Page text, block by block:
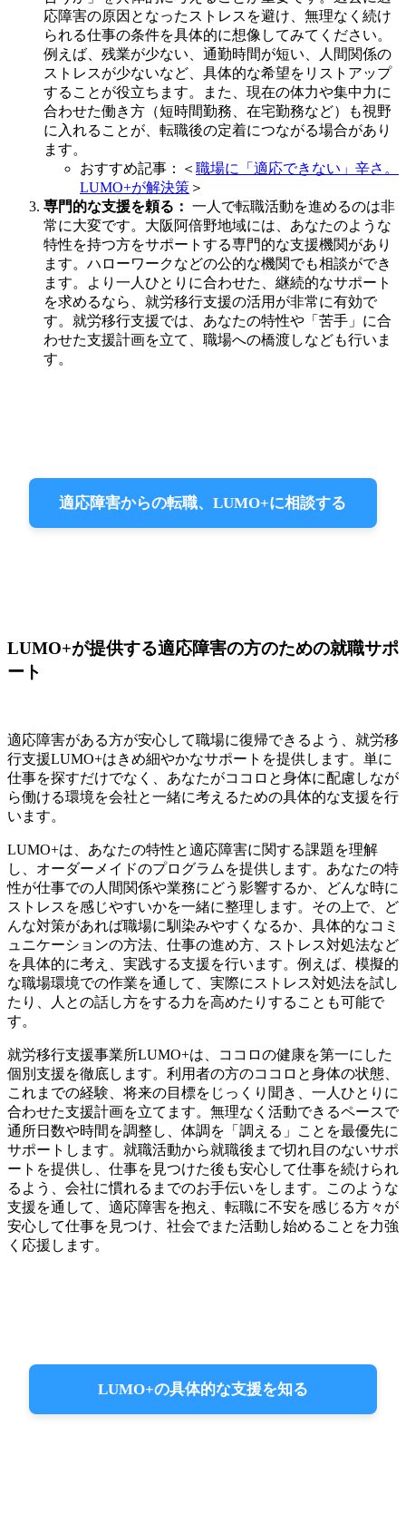
応障害の原因となったストレスを避け、無理なく続け
られる仕事の条件を具体的に想像してみてください。
例えば、残業が少ない、通勤時間が短い、人間関係の
ストレスが少ないなど、具体的な希望をリストアップ
することが役立ちます。また、現在の体力や集中力に
合わせた働き方（短時間勤務、在宅勤務など）も視野
に入れることが、転職後の定着につながる場合があり
ます。
おすすめ記事：＜ 職場に「適応できない」辛さ。
LUMO+が解決策 ＞
専門的な支援を頼る： 一人で転職活動を進めるのは非
常に大変です。大阪阿倍野地域には、あなたのような
特性を持つ方をサポートする専門的な支援機関があり
ます。ハローワークなどの公的な機関でも相談ができ
ます。より一人ひとりに合わせた、継続的なサポート
を求めるなら、就労移行支援の活用が非常に有効で
す。就労移行支援では、あなたの特性や「苦手」に合
わせた支援計画を立て、職場への橋渡しなども行いま
す。
適応障害からの転職、LUMO+に相談する
LUMO+が提供する適応障害の方のための就職サポ
ート
適応障害がある方が安心して職場に復帰できるよう、就労移
行支援LUMO+はきめ細やかなサポートを提供します。単に
仕事を探すだけでなく、あなたがココロと身体に配慮しなが
ら働ける環境を会社と一緒に考えるための具体的な支援を行
います。
LUMO+は、あなたの特性と適応障害に関する課題を理解
し、オーダーメイドのプログラムを提供します。あなたの特
性が仕事での人間関係や業務にどう影響するか、どんな時に
ストレスを感じやすいかを一緒に整理します。その上で、ど
んな対策があれば職場に馴染みやすくなるか、具体的なコミ
ュニケーションの方法、仕事の進め方、ストレス対処法など
を具体的に考え、実践する支援を行います。例えば、模擬的
な職場環境での作業を通して、実際にストレス対処法を試し
たり、人との話し方をする力を高めたりすることも可能で
す。
就労移行支援事業所LUMO+は、ココロの健康を第一にした
個別支援を徹底します。利用者の方のココロと身体の状態、
これまでの経験、将来の目標をじっくり聞き、一人ひとりに
合わせた支援計画を立てます。無理なく活動できるペースで
通所日数や時間を調整し、体調を「調える」ことを最優先に
サポートします。就職活動から就職後まで切れ目のないサポ
ートを提供し、仕事を見つけた後も安心して仕事を続けられ
るよう、会社に慣れるまでのお手伝いをします。このような
支援を通して、適応障害を抱え、転職に不安を感じる方々が
安心して仕事を見つけ、社会でまた活動し始めることを力強
く応援します。
LUMO+の具体的な支援を知る